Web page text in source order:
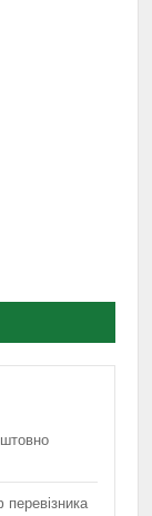
перевізника